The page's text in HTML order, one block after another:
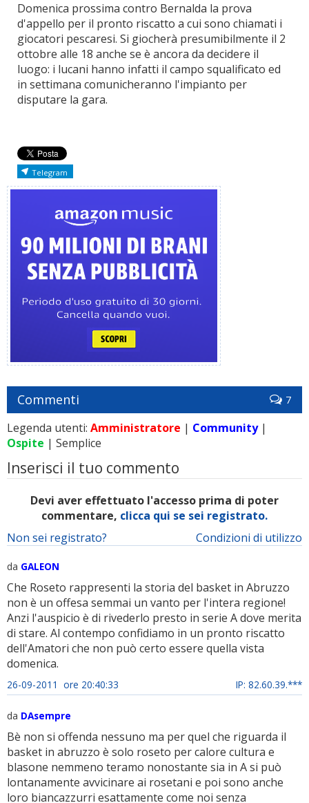
Domenica prossima contro Bernalda la prova
d'appello per il pronto riscatto a cui sono chiamati i
giocatori pescaresi. Si giocherà presumibilmente il 2
ottobre alle 18 anche se è ancora da decidere il
luogo: i lucani hanno infatti il campo squalificato ed
in settimana comunicheranno l'impianto per
disputare la gara.
Telegram
Commenti 7
Legenda utenti: Amministratore | Community|
Ospite | Semplice
Inserisci il tuo commento
Devi aver effettuato l'accesso prima di poter
commentare, clicca qui se sei registrato.
Condizioni di utilizzo
Non sei registrato?
da GALEON
Che Roseto rappresenti la storia del basket in Abruzzo
non è un offesa semmai un vanto per l'intera regione!
Anzi l'auspicio è di rivederlo presto in serie A dove merita
di stare. Al contempo confidiamo in un pronto riscatto
dell'Amatori che non può certo essere quella vista
domenica.
26-09-2011 ore 20:40:33 IP: 82.60.39.***
da DAsempre
Bè non si offenda nessuno ma per quel che riguarda il
basket in abruzzo è solo roseto per calore cultura e
blasone nemmeno teramo nonostante sia in A si può
lontanamente avvicinare ai rosetani e poi sono anche
loro biancazzurri esattamente come noi senza